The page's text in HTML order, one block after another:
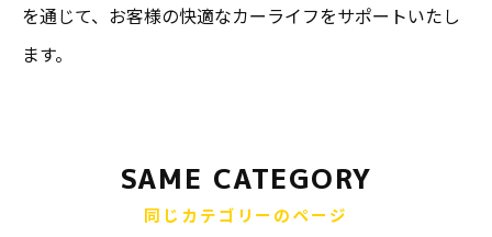
を通じて、お客様の快適なカーライフをサポートいたし
ます。
同じカテゴリーのページ
SAME CATEGORY